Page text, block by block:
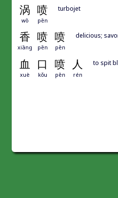
涡 喷
wō pēn
turbojet
香 喷 喷
xiāng pēn pēn
delicious;
血 口 喷 人
xuè kǒu pēn rén
to spit